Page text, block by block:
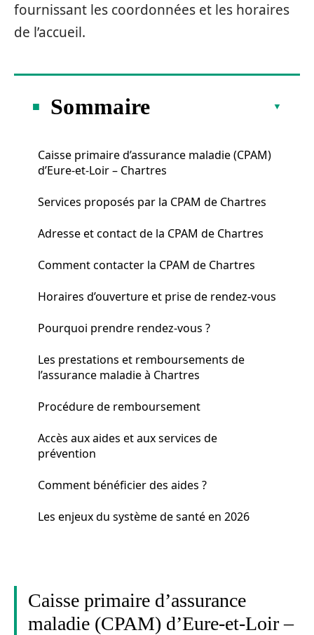
fournissant les coordonnées et les horaires
de l’accueil.
Sommaire
Caisse primaire d’assurance maladie (CPAM)
d’Eure-et-Loir – Chartres
Services proposés par la CPAM de Chartres
Adresse et contact de la CPAM de Chartres
Comment contacter la CPAM de Chartres
Horaires d’ouverture et prise de rendez-vous
Pourquoi prendre rendez-vous ?
Les prestations et remboursements de
l’assurance maladie à Chartres
Procédure de remboursement
Accès aux aides et aux services de
prévention
Comment bénéficier des aides ?
Les enjeux du système de santé en 2026
Caisse primaire d’assurance
maladie (CPAM) d’Eure-et-Loir –